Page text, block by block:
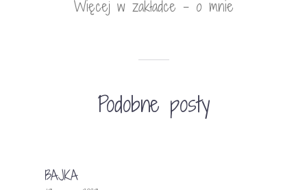
Więcej w zakładce - o mnie
Podobne posty
BAJKA